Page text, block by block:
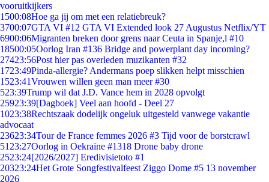
vooruitkijkers
1500:08Hoe ga jij om met een relatiebreuk?
3700:07GTA VI #12 GTA VI Extended look 27 Augustus Netflix/YT
6900:06Migranten breken door grens naar Ceuta in Spanje,l #10
18500:05Oorlog Iran #136 Bridge and powerplant day incoming?
27423:56Post hier pas overleden muzikanten #32
1723:49Pinda-allergie? Andermans poep slikken helpt misschien
1523:41Vrouwen willen geen man meer #30
523:39Trump wil dat J.D. Vance hem in 2028 opvolgt
25923:39[Dagboek] Veel aan hoofd - Deel 27
1023:38Rechtszaak dodelijk ongeluk uitgesteld vanwege vakantie
advocaat
23623:34Tour de France femmes 2026 #3 Tijd voor de borstcrawl
51 23:27Oorlog in Oekraïne #1318 Drone baby drone
2523:24[2026/2027] Eredivisietoto #1
20323:24Het Grote Songfestivalfeest Ziggo Dome #5 13 november
2026